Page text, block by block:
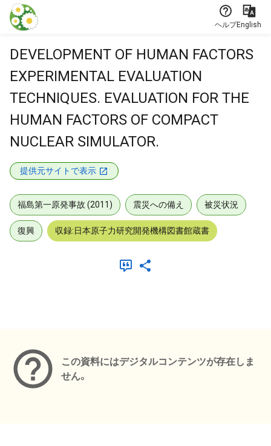
本文に飛ぶ
ヘルプEnglish
DEVELOPMENT OF HUMAN FACTORS
EXPERIMENTAL EVALUATION
TECHNIQUES. EVALUATION FOR THE
HUMAN FACTORS OF COMPACT
NUCLEAR SIMULATOR.
提供元サイトで表示
福島第一原発事故 (2011) 震災への備え 被災状況
復興 収録:日本原子力研究開発機構図書館蔵書
この資料にはデジタルコンテンツが存在しま
せん。